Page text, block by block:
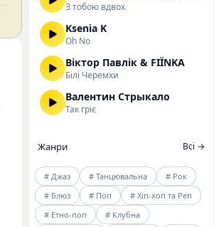
З тобою вдвох
Ksenia K
Oh No
Віктор Павлік & FIЇNKA
Білі Черемхи
Валентин Стрыкало
Так гріє
Жанри Всі →
# Джаз # Танцювальна
# Рок
# Блюз
# Поп
# Хіп-хоп та Реп
# Етно-поп
# Клубна